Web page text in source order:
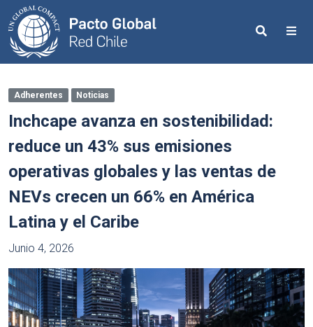
Search
Adherentes Noticias
Inchcape avanza en sostenibilidad:
reduce un 43% sus emisiones
operativas globales y las ventas de
NEVs crecen un 66% en América
Latina y el Caribe
Junio 4, 2026